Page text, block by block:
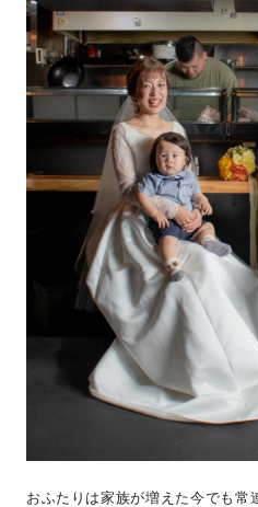
おふたりは家族が増えた今でも常